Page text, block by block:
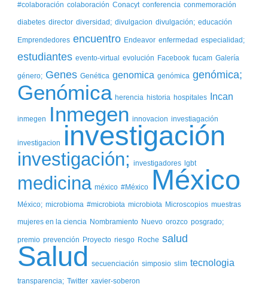
#colaboración colaboración Conacyt conferencia conmemoración
diabetes director diversidad; divulgacion divulgación; educación
Emprendedores encuentro Endeavor enfermedad especialidad;
estudiantes evento-virtual evolución Facebook fucam Galería
género; Genes Genética genomica genómica genómica;
Genómica herencia historia hospitales Incan
inmegen Inmegen innovacion investiagación
investigacion investigación
investigación; investigadores lgbt
medicina méxico #México México
México; microbioma #microbiota microbiota Microscopios muestras
mujeres en la ciencia Nombramiento Nuevo orozco posgrado;
premio prevención Proyecto riesgo Roche salud
Salud secuenciación simposio slim tecnologia
transparencia; Twitter xavier-soberon